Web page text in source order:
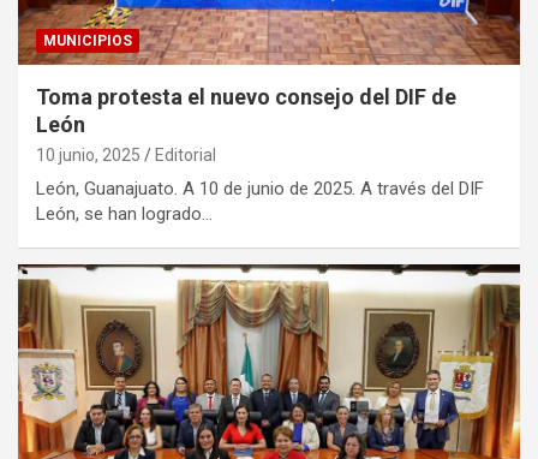
MUNICIPIOS
Toma protesta el nuevo consejo del DIF de
León
10 junio, 2025 Editorial
León, Guanajuato. A 10 de junio de 2025. A través del DIF
León, se han logrado…